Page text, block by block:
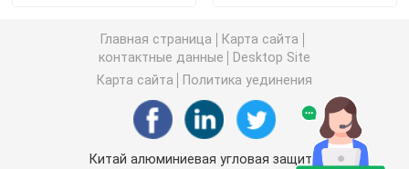
Photoluminescent прокладка
Фотолюминесцентные полосы для поручней
Фотолюминесцентные средства безопасности
Главная страница
Карта сайта
контактные данные
Desktop Site
Карта сайта
Политика уединения
Китай алюминиевая угловая защита